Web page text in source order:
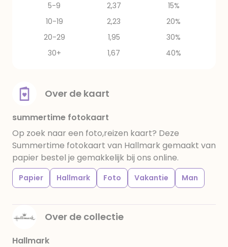
5-9
2,37
15%
10-19
2,23
20%
20-29
1,95
30%
30+
1,67 40%
Over de kaart
summertime fotokaart
Op zoek naar een foto,reizen kaart? Deze
Summertime fotokaart van Hallmark gemaakt van
papier bestel je gemakkelijk bij ons online.
Papier Hallmark Foto Vakantie Man
Over de collectie
Hallmark